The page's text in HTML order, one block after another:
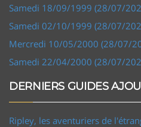
Samedi 18/09/1999 (28/07/
Samedi 02/10/1999 (28/07/
Mercredi 10/05/2000 (28/07/
Samedi 22/04/2000 (28/07/
DERNIERS GUIDES
Ripley, les aventuriers de